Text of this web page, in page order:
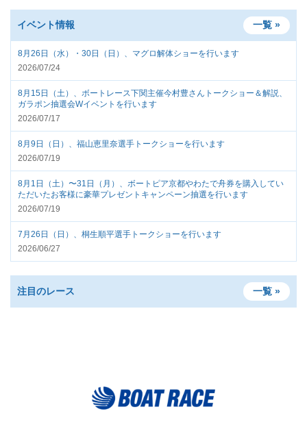
イベント情報 一覧 »
8月26日（水）・30日（日）、マグロ解体ショーを行います
2026/07/24
8月15日（土）、ボートレース下関主催今村豊さんトークショー＆解説、
ガラポン抽選会Wイベントを行います
2026/07/17
8月9日（日）、福山恵里奈選手トークショーを行います
2026/07/19
8月1日（土）〜31日（月）、ボートピア京都やわたで舟券を購入してい
ただいたお客様に豪華プレゼントキャンペーン抽選を行います
2026/07/19
7月26日（日）、桐生順平選手トークショーを行います
2026/06/27
注目のレース 一覧 »